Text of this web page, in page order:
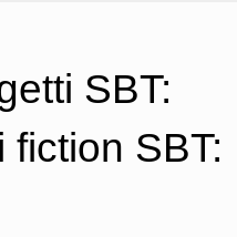
SBT:
SBT: